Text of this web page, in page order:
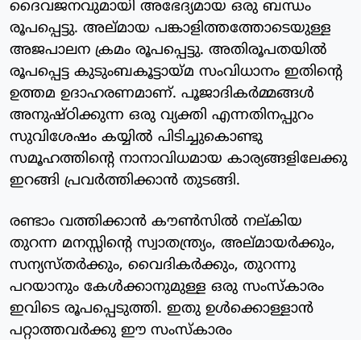
ദൈവജനവുമായി അഭേദ്യമായ ഒരു ബന്ധം
രൂപപ്പെട്ടു. അല്മായ പങ്കാളിത്തത്തോടെയുള്ള
അജപാലന ക്രമം രൂപപ്പെട്ടു. അതിരൂപതയില്‍
രൂപപ്പെട്ട കുടുംബകൂട്ടായ്മ സംവിധാനം ഇതിന്റെ
ഉത്തമ ഉദാഹരണമാണ്. പൂജാദികര്‍മ്മങ്ങള്‍
അനുഷ്ഠിക്കുന്ന ഒരു വ്യക്തി എന്നതിനപ്പുറം
സുവിശേഷം കയ്യില്‍ പിടിച്ചുകൊണ്ടു
സമൂഹത്തിന്റെ നാനാവിധമായ കാര്യങ്ങളിലേക്കു
ഇറങ്ങി പ്രവര്‍ത്തിക്കാന്‍ തുടങ്ങി.
രണ്ടാം വത്തിക്കാന്‍ കൗണ്‍സില്‍ നല്കിയ
തുറന്ന മനസ്സിന്റെ സ്വാതന്ത്ര്യം, അല്മായര്‍ക്കും,
സന്യസ്തര്‍ക്കും, വൈദികര്‍ക്കും, തുറന്നു
പറയാനും കേള്‍ക്കാനുമുള്ള ഒരു സംസ്‌കാരം
ഇവിടെ രൂപപ്പെടുത്തി. ഇതു ഉള്‍ക്കൊള്ളാന്‍
പറ്റാത്തവര്‍ക്കു ഈ സംസ്‌കാരം